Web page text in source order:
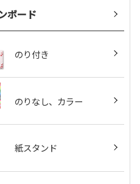
ボード
のり付き
のりなし、カラー
紙スタンド